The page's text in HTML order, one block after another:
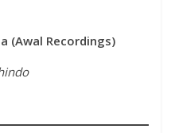
(Awal Recordings)